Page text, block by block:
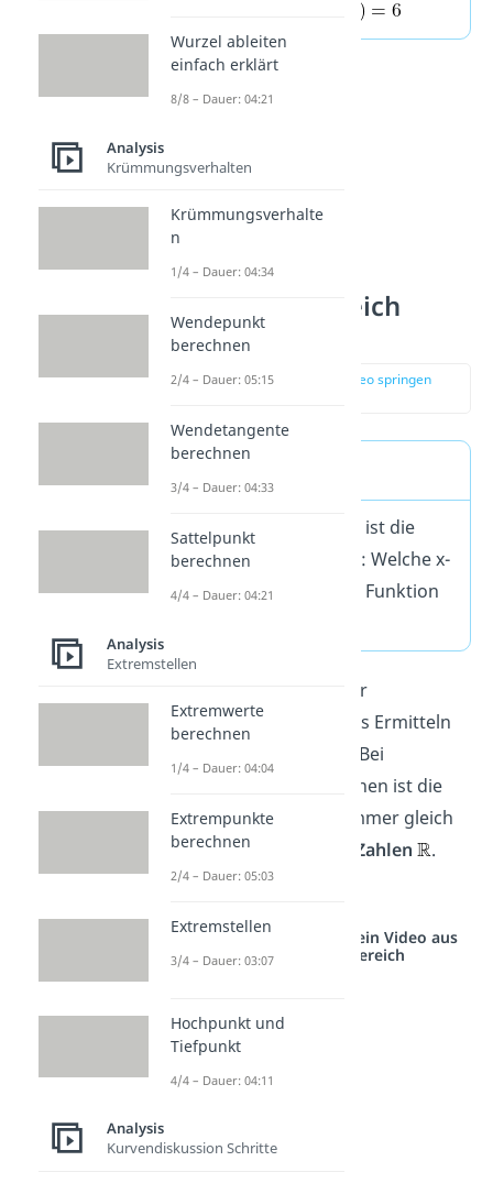
Definitionsbereich
ermitteln
zur Stelle im Video springen
Die Definitionsmenge ist die
Antwort auf die Frage: Welche x-
Werte darfst du in die Funktion
Der erste Schritt in jeder
Kurvendiskussion ist das Ermitteln
. Bei
ganzrationalen Funktionen ist die
Definitionsmenge
immer gleich
derMenge der reellen Zahlen .
Studyflix vernetzt: Hier ein Video aus
einem anderen Bereich
Wurzel ableiten
einfach erklärt
8/8 – Dauer: 04:21
Analysis
Krümmungsverhalten
Krümmungsverhalte
n
1/4 – Dauer: 04:34
Wendepunkt
berechnen
2/4 – Dauer: 05:15
Wendetangente
berechnen
3/4 – Dauer: 04:33
Sattelpunkt
berechnen
4/4 – Dauer: 04:21
Analysis
Extremstellen
Extremwerte
berechnen
1/4 – Dauer: 04:04
Extrempunkte
berechnen
2/4 – Dauer: 05:03
Extremstellen
3/4 – Dauer: 03:07
Hochpunkt und
Tiefpunkt
4/4 – Dauer: 04:11
Analysis
Kurvendiskussion Schritte